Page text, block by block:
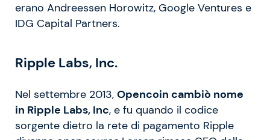
erano Andreessen Horowitz, Google Ventures e
IDG Capital Partners.
Ripple Labs, Inc.
Nel settembre 2013, Opencoin cambiò nome
in Ripple Labs, Inc, e fu quando il codice
sorgente dietro la rete di pagamento Ripple